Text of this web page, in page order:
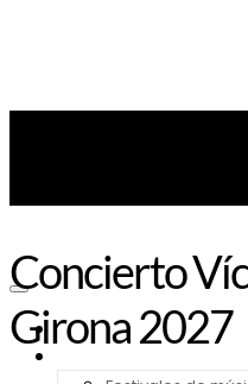
Noticias
Concierto
Girona 2027